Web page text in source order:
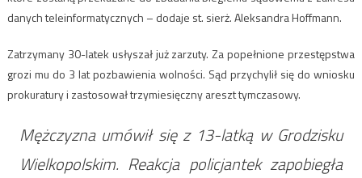
danych teleinformatycznych – dodaje st. sierż. Aleksandra Hoffmann.
Zatrzymany 30-latek usłyszał już zarzuty. Za popełnione przestępstwa
grozi mu do 3 lat pozbawienia wolności. Sąd przychylił się do wniosku
prokuratury i zastosował trzymiesięczny areszt tymczasowy.
Mężczyzna umówił się z 13-latką w Grodzisku
Wielkopolskim. Reakcja policjantek zapobiegła